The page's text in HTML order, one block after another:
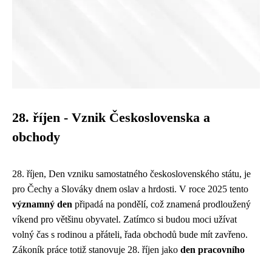
28. říjen - Vznik Československa a
obchody
28. říjen, Den vzniku samostatného československého státu, je
pro Čechy a Slováky dnem oslav a hrdosti. V roce 2025 tento
významný den připadá na pondělí, což znamená prodloužený
víkend pro většinu obyvatel. Zatímco si budou moci užívat
volný čas s rodinou a přáteli, řada obchodů bude mít zavřeno.
Zákoník práce totiž stanovuje 28. říjen jako den pracovního